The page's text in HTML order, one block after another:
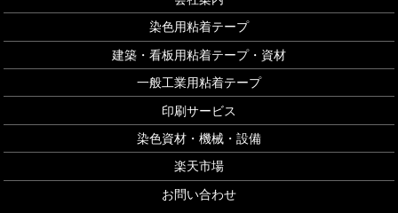
染色用粘着テープ
建築・看板用粘着テープ・資材
一般工業用粘着テープ
印刷サービス
染色資材・機械・設備
楽天市場
お問い合わせ